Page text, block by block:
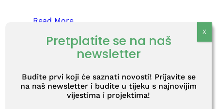
Read More
Newsletter Prosinac
2025
29. prosinca 2025.·mario.valjak
Pretplatite se na naš
newsletter
Budite prvi koji će saznati novosti! Prijavite se
na naš newsletter i budite u tijeku s najnovijim
vijestima i projektima!